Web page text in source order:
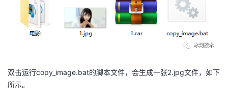
双击运行copy_image.bat的脚本文件，会生成一张2.jpg文件，如下
所示。